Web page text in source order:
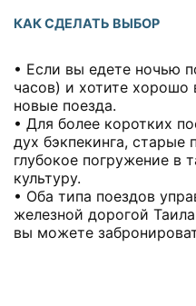
КАК СДЕЛАТЬ ВЫБОР
• Если вы едете ночью
часов) и хотите хорошо
новые поезда.
• Для более коротких
дух бэкпекинга, старые
глубокое погружение в
культуру.
• Оба типа поездов
железной дорогой
вы можете